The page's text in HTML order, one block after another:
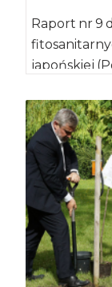
Raport nr 9
japońskiej